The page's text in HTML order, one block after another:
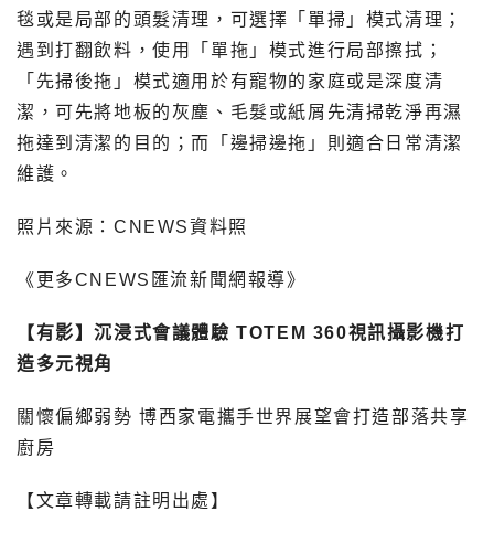
毯或是局部的頭髮清理，可選擇「單掃」模式清理；
遇到打翻飲料，使用「單拖」模式進行局部擦拭；
「先掃後拖」模式適用於有寵物的家庭或是深度清
潔，可先將地板的灰塵、毛髮或紙屑先清掃乾淨再濕
拖達到清潔的目的；而「邊掃邊拖」則適合日常清潔
維護。
照片來源：CNEWS資料照
《更多CNEWS匯流新聞網報導》
【有影】沉浸式會議體驗 TOTEM 360視訊攝影機打
造多元視角
關懷偏鄉弱勢 博西家電攜手世界展望會打造部落共享
廚房
【文章轉載請註明出處】